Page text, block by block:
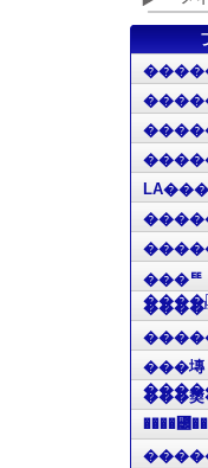
���ꥹ
���塼
���
����꡼��